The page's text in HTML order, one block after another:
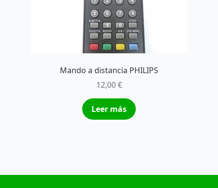
Mando a distancia PHILIPS
12,00€
Leer más